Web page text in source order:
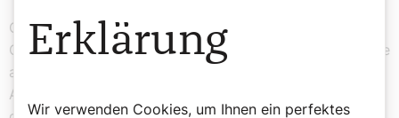
Gleichzeitig reflektiert er aber auch über den globalen
Charakter der Kirche. „Wir müssen ja auch auf die Kirche
auf anderen Kontinenten schauen, und zum Beispiel in
Afrika wäre das unmöglich.“ Auch der Frieden innerhalb
Erklärung
Wir verwenden Cookies, um Ihnen ein perfektes